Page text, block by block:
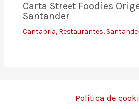
Carta Street Foodies
Santander
Cantabria, Restaurantes,
Política de